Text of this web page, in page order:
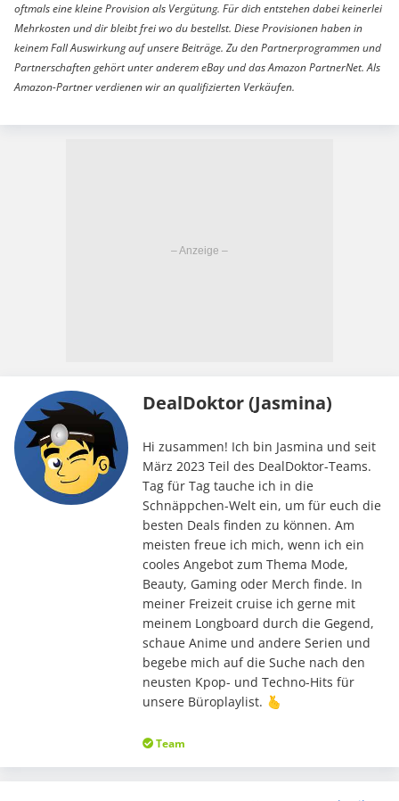
oftmals eine kleine Provision als Vergütung. Für dich entstehen dabei keinerlei
Mehrkosten und dir bleibt frei wo du bestellst. Diese Provisionen haben in
keinem Fall Auswirkung auf unsere Beiträge. Zu den Partnerprogrammen und
Partnerschaften gehört unter anderem eBay und das Amazon PartnerNet. Als
Amazon-Partner verdienen wir an qualifizierten Verkäufen.
DealDoktor (Jasmina)
Hi zusammen! Ich bin Jasmina und seit
März 2023 Teil des DealDoktor-Teams.
Tag für Tag tauche ich in die
Schnäppchen-Welt ein, um für euch die
besten Deals finden zu können. Am
meisten freue ich mich, wenn ich ein
cooles Angebot zum Thema Mode,
Beauty, Gaming oder Merch finde. In
meiner Freizeit cruise ich gerne mit
meinem Longboard durch die Gegend,
schaue Anime und andere Serien und
begebe mich auf die Suche nach den
neusten Kpop- und Techno-Hits für
unsere Büroplaylist. 🫰
Team